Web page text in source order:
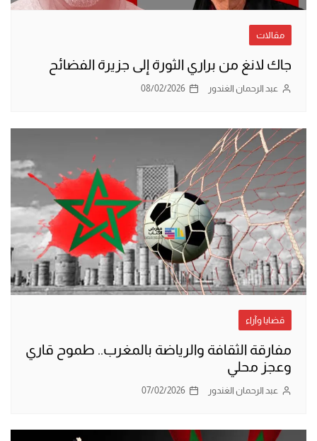
مقالات
جاك لانغ من براري الثورة إلى جزيرة الفضائح
عبد الرحمان الغندور 08/02/2026
قضايا وآراء
مفارقة الثقافة والرياضة بالمغرب.. طموح قاري
وعجز محلي
عبد الرحمان الغندور 07/02/2026